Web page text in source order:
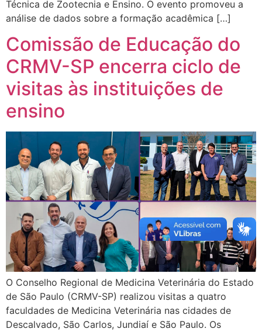
Técnica de Zootecnia e Ensino. O evento promoveu a
análise de dados sobre a formação acadêmica […]
Comissão de Educação do
CRMV-SP encerra ciclo de
visitas às instituições de
ensino
O Conselho Regional de Medicina Veterinária do Estado
de São Paulo (CRMV-SP) realizou visitas a quatro
faculdades de Medicina Veterinária nas cidades de
Descalvado, São Carlos, Jundiaí e São Paulo. Os